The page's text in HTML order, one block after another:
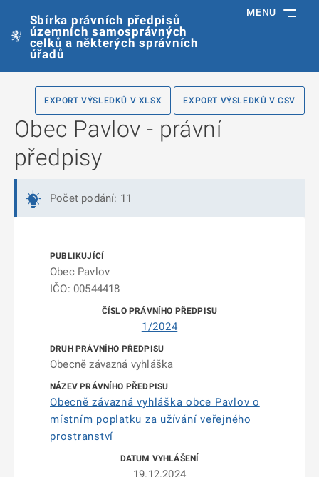
Sbírka právních předpisů
územních samosprávných
celků a některých správních
úřadů
MENU
EXPORT VÝSLEDKŮ V XLSX EXPORT VÝSLEDKŮ V CSV
Obec Pavlov - právní
předpisy
Počet podání: 11
Obec Pavlov
IČO: 00544418
1/2024
Obecně závazná vyhláška
Obecně závazná vyhláška obce Pavlov o
místním poplatku za užívání veřejného
prostranství
19.12.2024